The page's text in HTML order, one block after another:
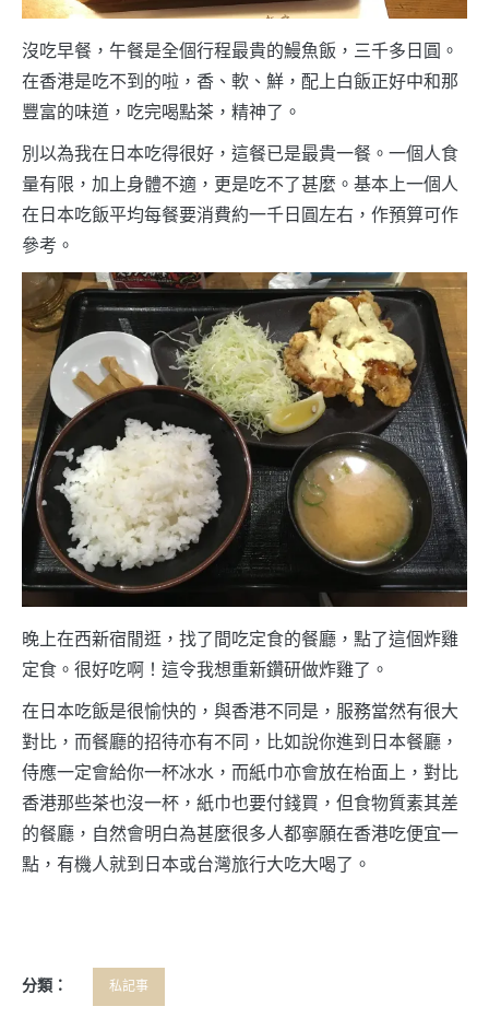
沒吃早餐，午餐是全個行程最貴的鰻魚飯，三千多日圓。
在香港是吃不到的啦，香、軟、鮮，配上白飯正好中和那
豐富的味道，吃完喝點茶，精神了。
別以為我在日本吃得很好，這餐已是最貴一餐。一個人食
量有限，加上身體不適，更是吃不了甚麼。基本上一個人
在日本吃飯平均每餐要消費約一千日圓左右，作預算可作
參考。
晚上在西新宿閒逛，找了間吃定食的餐廳，點了這個炸雞
定食。很好吃啊！這令我想重新鑽研做炸雞了。
在日本吃飯是很愉快的，與香港不同是，服務當然有很大
對比，而餐廳的招待亦有不同，比如說你進到日本餐廳，
侍應一定會給你一杯冰水，而紙巾亦會放在枱面上，對比
香港那些茶也沒一杯，紙巾也要付錢買，但食物質素其差
的餐廳，自然會明白為甚麼很多人都寧願在香港吃便宜一
點，有機人就到日本或台灣旅行大吃大喝了。
分類： 私記事